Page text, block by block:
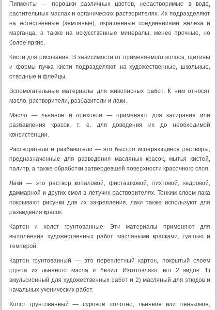
Пигменты — порошки различных цветов, нерастворимые в воде,
растительных маслах и органических растворителях. Их подразделяют
на естественные (земляные), окрашенные соеди­нениями железа и
марганца, а также на искусственные мине­ралы, менее прочные, но
более яркие.
Кисти для рисования. В зависимости от применяемого во­лоса, щетины
и формы пучка кисти подразделяют на художе­ственные, школьные,
отводные и флейцы.
Вспомогательные материалы для живописных работ. К ним относят
масло, растворители, разбавители и лаки.
Масло — льняное и ореховое — применяют для затирания или
разбавления красок, т. е. для доведения их до необходимой
консистенции.
Растворители и разбавители — это быстро испа­ряющиеся растворы,
предназначенные для разведения масляных красок, мытья кистей,
палитр, а также обработки затвердевшей поверхности красочного слоя.
Лаки — это раствор копаловой, фисташковой, пихтовой, кедровой,
даммарной и других смол в летучих растворителях. Тонким слоем лака
покрывают рисунки для их закрепления, лаки также используют для
разведения красок.
Картон и холст грунтованные. Эти материалы применяют для
выполнения художественных работ масляными красками, гуашью и
темперой.
Картон грунтованный — это переплетный картон, покры­тый слоем
грунта из льняного масла и белил. Изготовляют его 2 видов: 1)
эмульсионный для художественных работ и 2) мас­ляный для этюдов и
начальных ученических работ.
Холст грунтованный — суровое полотно, льняное или пень­ковое,